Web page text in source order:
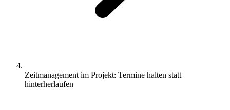
Zeitmanagement im Projekt: Termine halten statt
hinterherlaufen